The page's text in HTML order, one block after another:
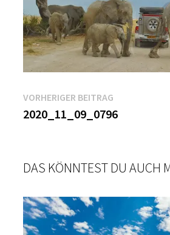
Beitragsnavigation
VORHERIGER BEITRAG
Beitrag:
2020_11_09_0796
DAS KÖNNTEST DU AUCH